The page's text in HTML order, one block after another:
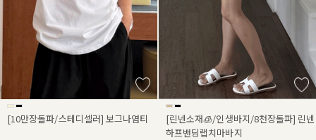
[10만장돌파/스테디셀러] 보그나염티
[린넨소재🧊/인생바지/8천장돌파] 린넨
하프밴딩랩치마바지